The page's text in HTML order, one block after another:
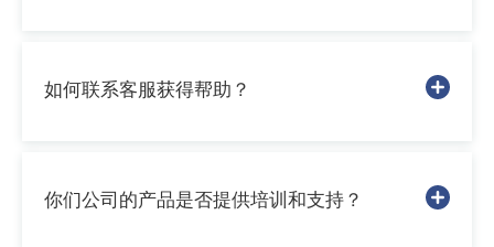
如何联系客服获得帮助？
你们公司的产品是否提供培训和支持？